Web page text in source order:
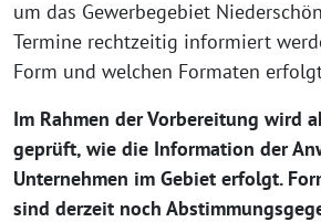
um das Gewerbegebiet
Termine rechtzeitig informiert
Form und welchen Formaten
Im Rahmen der Vorbereitung wird
geprüft, wie die Information der
Unternehmen im Gebiet erfolgt.
sind derzeit noch